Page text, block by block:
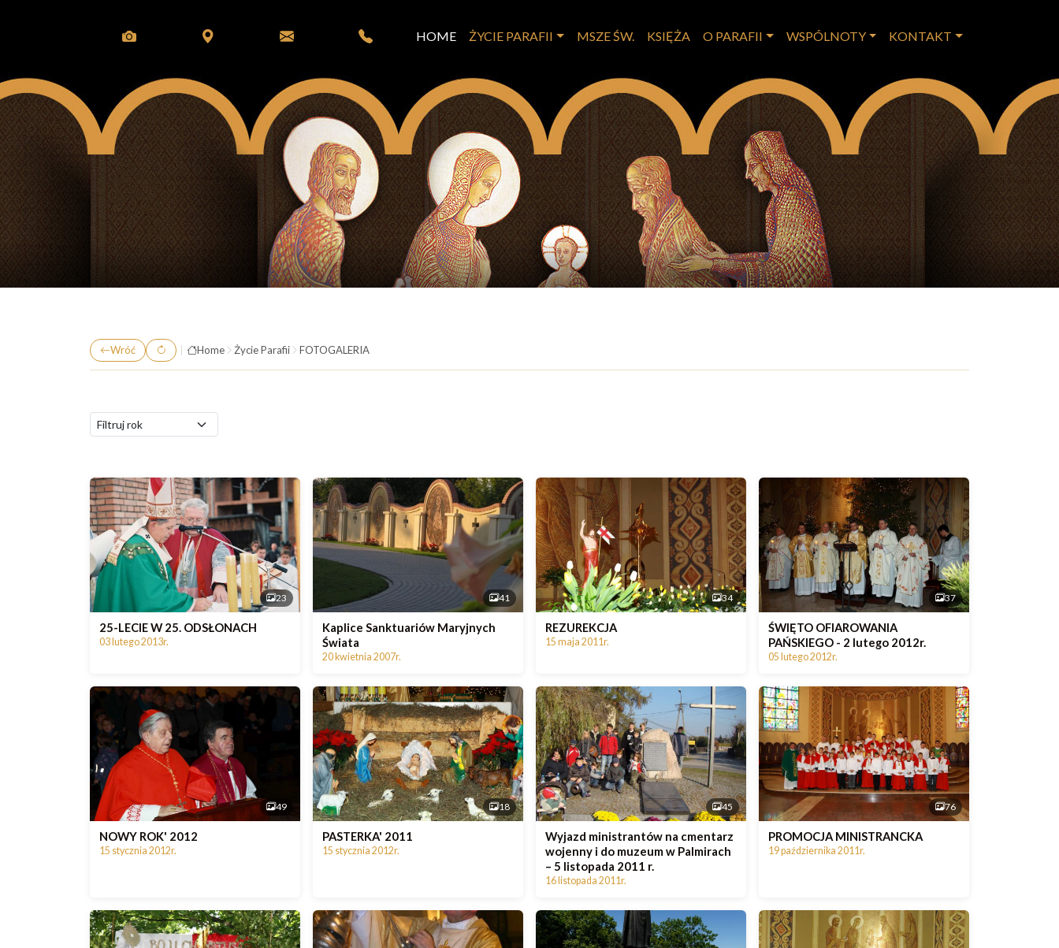
HOME ŻYCIE PARAFII MSZE ŚW. KSIĘŻA O PARAFII WSPÓLNOTY KONTAKT
Wróć Home Życie Parafii FOTOGALERIA
23
25-LECIE W 25. ODSŁONACH
03 lutego 2013r.
41
Kaplice Sanktuariów Maryjnych
Świata
20 kwietnia 2007r.
34
REZUREKCJA
15 maja 2011r.
37
ŚWIĘTO OFIAROWANIA
PAŃSKIEGO - 2 lutego 2012r.
05 lutego 2012r.
49
NOWY ROK' 2012
15 stycznia 2012r.
18
PASTERKA' 2011
15 stycznia 2012r.
45
Wyjazd ministrantów na cmentarz
wojenny i do muzeum w Palmirach
– 5 listopada 2011 r.
16 listopada 2011r.
76
PROMOCJA MINISTRANCKA
19 października 2011r.